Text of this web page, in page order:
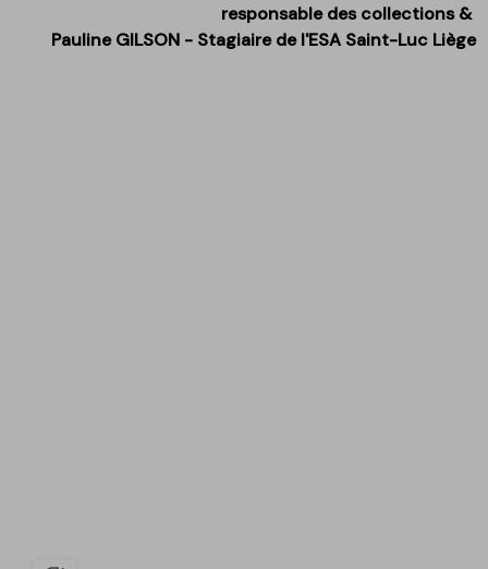
responsable des collections &
Pauline GILSON - Stagiaire de l'ESA Saint-Luc Liège